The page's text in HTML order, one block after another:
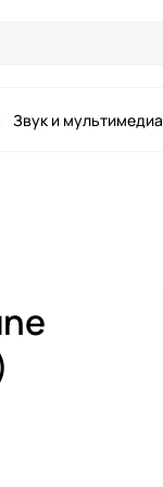
Звук и мультимедиа